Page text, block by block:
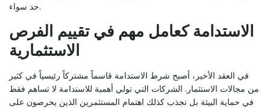
حد سواء.
الاستدامة كعامل مهم في تقييم الفرص
الاستثمارية
في العقد الأخير، أصبح شرط الاستدامة قاسماً مشتركاً رئيسياً في كثير
من مجالات الاستثمار. الشركات التي تولي أهمية للاستدامة لا تساهم فقط
في حماية البيئة بل تجذب كذلك اهتمام المستثمرين الذين يحرصون على